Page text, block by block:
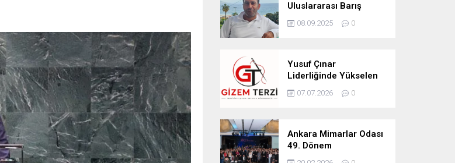
Uluslararası Barış
Hareketi Silifke İlçe
Başkanlığı’na Atandı
08.09.2025 0
Yusuf Çınar
Liderliğinde Yükselen
Marka: Gizem Terzi’de
Kalite Standartları
07.07.2026 0
Ankara Mimarlar Odası
49. Dönem
Seçimlerinde Turuncu